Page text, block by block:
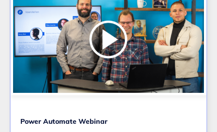
Power Automate Webinar